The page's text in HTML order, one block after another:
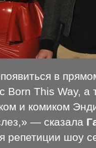
в
Born This Way, а
и комиком
— сказала
репетиции шоу